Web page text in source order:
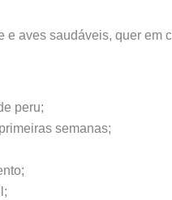
aves saudáveis, quer
peru;
semanas;